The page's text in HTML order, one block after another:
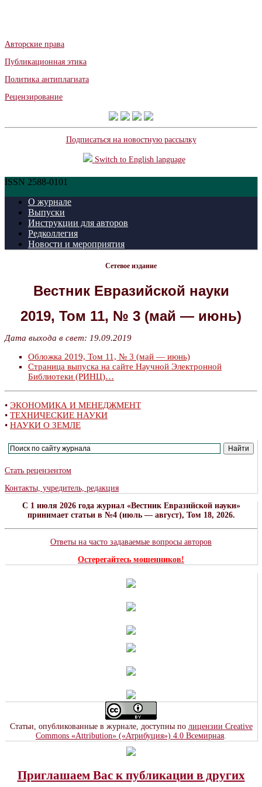
Авторские права
Публикационная этика
Политика антиплагиата
Рецензирование
Подписаться на новостную рассылку
Switch to English language
ISSN 2588-0101
О журнале
Выпуски
Инструкции для авторов
Редколлегия
Новости и мероприятия
Сетевое издание
Вестник Евразийской науки
2019, Том 11, № 3 (май — июнь)
Дата выхода в свет: 19.09.2019
Обложка 2019, Том 11, № 3 (май — июнь)
Страница выпуска на сайте Научной Электронной
Библиотеки (РИНЦ)…
• ЭКОНОМИКА И МЕНЕДЖМЕНТ
• ТЕХНИЧЕСКИЕ НАУКИ
• НАУКИ О ЗЕМЛЕ
Стать рецензентом
Контакты, учредитель, редакция
C 1 июля 2026 года журнал «Вестник Евразийской науки»
принимает статьи в №4 (июль — август), Том 18, 2026.
Ответы на часто задаваемые вопросы авторов
Остерегайтесь мошенников!
Статьи, опубликованные в журнале, доступны по лицензии Creative
Commons «Attribution» («Атрибуция») 4.0 Всемирная
Приглашаем Вас к публикации в других